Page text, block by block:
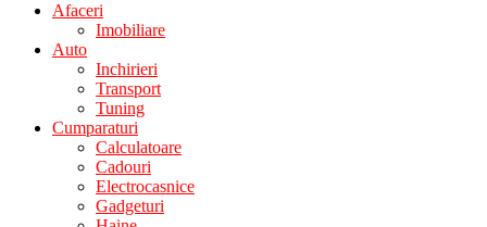
Afaceri
Imobiliare
Auto
Inchirieri
Transport
Tuning
Cumparaturi
Calculatoare
Cadouri
Electrocasnice
Gadgeturi